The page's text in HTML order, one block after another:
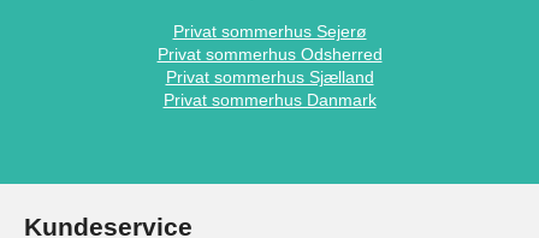
Privat sommerhus Sejerø
Privat sommerhus Odsherred
Privat sommerhus Sjælland
Privat sommerhus Danmark
Kundeservice